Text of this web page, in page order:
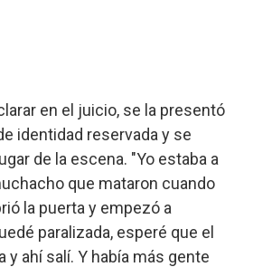
en el juicio, se la presentó
identidad reservada y se
de la escena. "Yo estaba a
que mataron cuando
la puerta y empezó a
paralizada, esperé que el
ahí salí. Y había más gente